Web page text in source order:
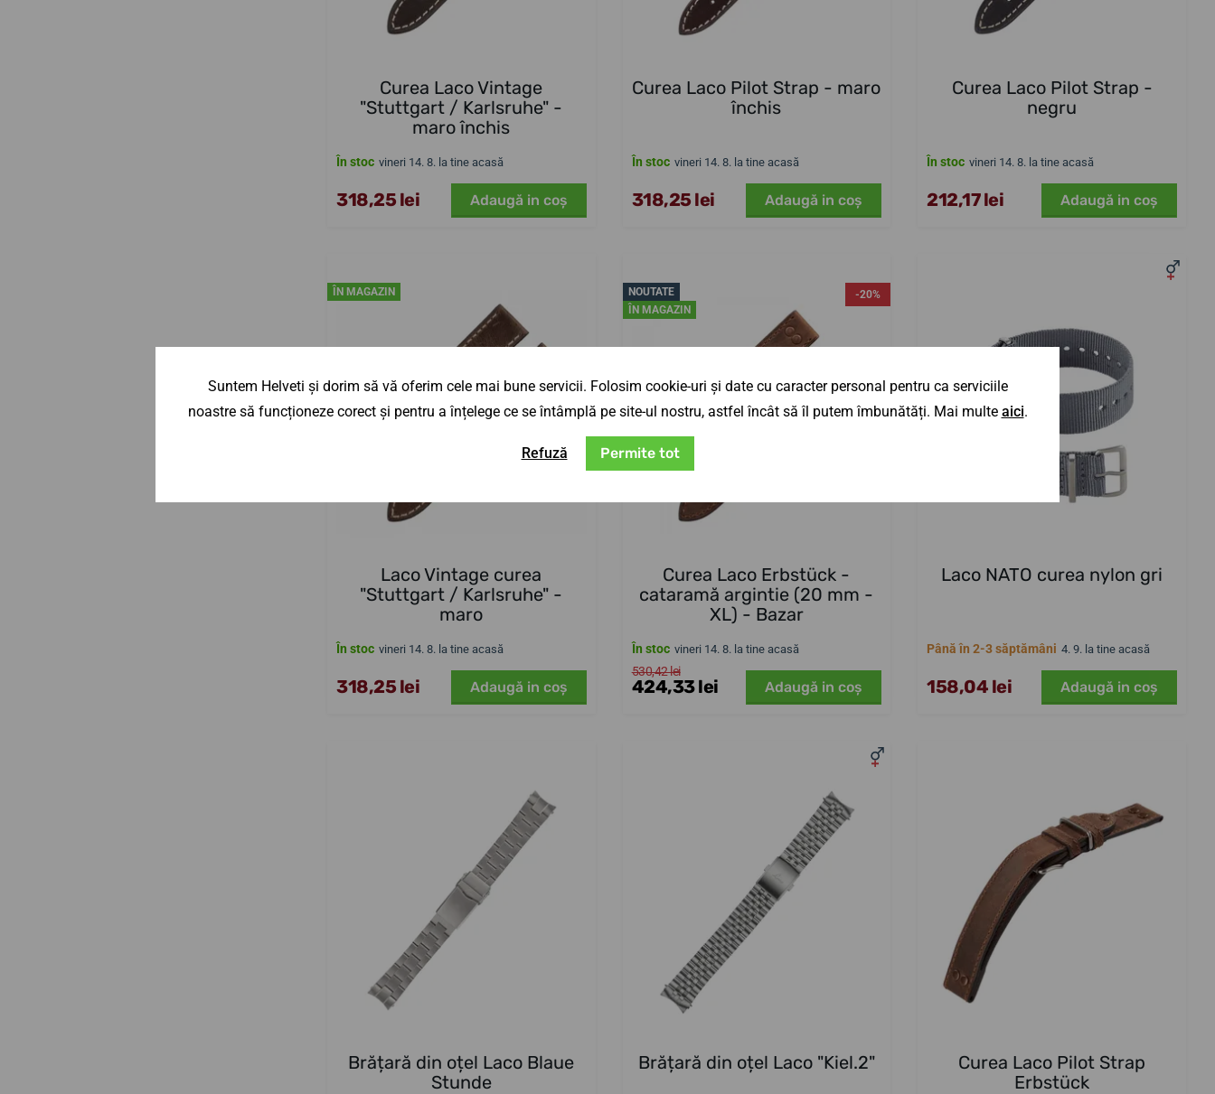
Curea Laco Vintage
"Stuttgart / Karlsruhe" -
maro închis
În stoc vineri 14. 8. la tine acasă
318,25 lei Adaugă in coş
Curea Laco Pilot Strap - maro
închis
În stoc vineri 14. 8. la tine acasă
318,25 lei Adaugă in coş
Curea Laco Pilot Strap -
negru
În stoc vineri 14. 8. la tine acasă
212,17 lei Adaugă in coş
ÎN MAGAZIN
Laco Vintage curea
"Stuttgart / Karlsruhe" -
maro
În stoc vineri 14. 8. la tine acasă
318,25 lei Adaugă in coş
NOUTATE
ÎN MAGAZIN
-20%
Curea Laco Erbstück -
cataramă argintie (20 mm -
XL) - Bazar
În stoc vineri 14. 8. la tine acasă
530,42 lei
424,33 lei Adaugă in coş
Laco NATO curea nylon gri
Până în 2-3 săptămâni 4. 9. la tine acasă
158,04 lei Adaugă in coş
Brățară din oțel Laco Blaue
Stunde
Brățară din oțel Laco "Kiel.2"
Curea Laco Pilot Strap
Erbstück
Suntem Helveti și dorim să vă oferim cele mai bune servicii. Folosim cookie-uri și date cu caracter personal pentru ca serviciile
noastre să funcționeze corect și pentru a înțelege ce se întâmplă pe site-ul nostru, astfel încât să îl putem îmbunătăți. Mai multe aici.
Refuză Permite tot